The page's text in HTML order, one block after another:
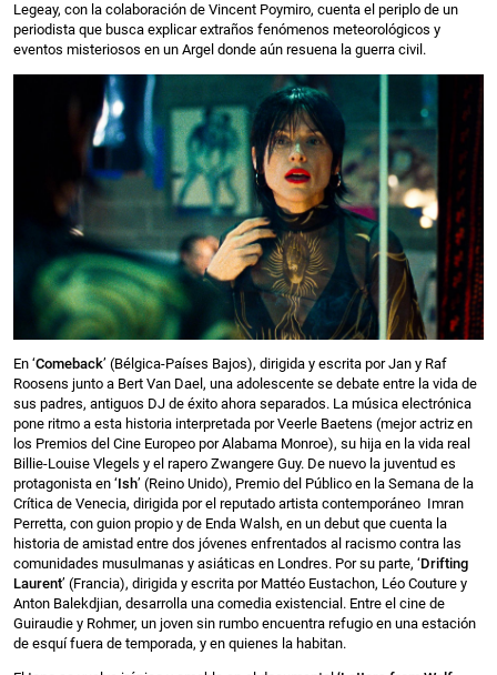
Legeay, con la colaboración de Vincent Poymiro, cuenta el periplo de un
periodista que busca explicar extraños fenómenos meteorológicos y
eventos misteriosos en un Argel donde aún resuena la guerra civil.
En ‘Comeback’ (Bélgica-Países Bajos), dirigida y escrita por Jan y Raf
Roosens junto a Bert Van Dael, una adolescente se debate entre la vida de
sus padres, antiguos DJ de éxito ahora separados. La música electrónica
pone ritmo a esta historia interpretada por Veerle Baetens (mejor actriz en
los Premios del Cine Europeo por Alabama Monroe), su hija en la vida real
Billie-Louise Vlegels y el rapero Zwangere Guy. De nuevo la juventud es
protagonista en ‘Ish’ (Reino Unido), Premio del Público en la Semana de la
Crítica de Venecia, dirigida por el reputado artista contemporáneo Imran
Perretta, con guion propio y de Enda Walsh, en un debut que cuenta la
historia de amistad entre dos jóvenes enfrentados al racismo contra las
comunidades musulmanas y asiáticas en Londres. Por su parte, ‘Drifting
Laurent’ (Francia), dirigida y escrita por Mattéo Eustachon, Léo Couture y
Anton Balekdjian, desarrolla una comedia existencial. Entre el cine de
Guiraudie y Rohmer, un joven sin rumbo encuentra refugio en una estación
de esquí fuera de temporada, y en quienes la habitan.